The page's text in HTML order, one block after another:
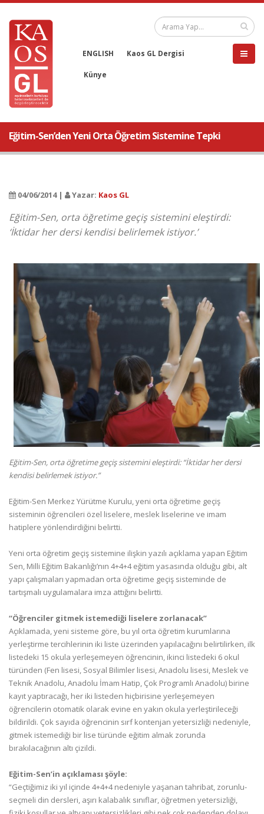
ENGLISH Kaos GL Dergisi
Künye
Eğitim-Sen’den Yeni Orta Öğretim Sistemine Tepki
04/06/2014 | Yazar: Kaos GL
Eğitim-Sen, orta öğretime geçiş sistemini eleştirdi:
‘İktidar her dersi kendisi belirlemek istiyor.’
Eğitim-Sen, orta öğretime geçiş sistemini eleştirdi: “İktidar her dersi
kendisi belirlemek istiyor.”
Eğitim-Sen Merkez Yürütme Kurulu, yeni orta öğretime geçiş
sisteminin öğrencileri özel liselere, meslek liselerine ve imam
hatiplere yönlendirdiğini belirtti.
Yeni orta öğretim geçiş sistemine ilişkin yazılı açıklama yapan Eğitim
Sen, Milli Eğitim Bakanlığı’nın 4+4+4 eğitim yasasında olduğu gibi, alt
yapı çalışmaları yapmadan orta öğretime geçiş sisteminde de
tartışmalı uygulamalara imza attığını belirtti.
“Öğrenciler gitmek istemediği liselere zorlanacak”
Açıklamada, yeni sisteme göre, bu yıl orta öğretim kurumlarına
yerleştirme tercihlerinin iki liste üzerinden yapılacağını belirtilirken, ilk
listedeki 15 okula yerleşemeyen öğrencinin, ikinci listedeki 6 okul
türünden (Fen lisesi, Sosyal Bilimler lisesi, Anadolu lisesi, Meslek ve
Teknik Anadolu, Anadolu İmam Hatip, Çok Programlı Anadolu) birine
kayıt yaptıracağı, her iki listeden hiçbirisine yerleşemeyen
öğrencilerin otomatik olarak evine en yakın okula yerleştirileceği
bildirildi. Çok sayıda öğrencinin sırf kontenjan yetersizliği nedeniyle,
gitmek istemediği bir lise türünde eğitim almak zorunda
bırakılacağının altı çizildi.
Eğitim-Sen’in açıklaması şöyle:
“Geçtiğimiz iki yıl içinde 4+4+4 nedeniyle yaşanan tahribat, zorunlu-
seçmeli din dersleri, aşırı kalabalık sınıflar, öğretmen yetersizliği,